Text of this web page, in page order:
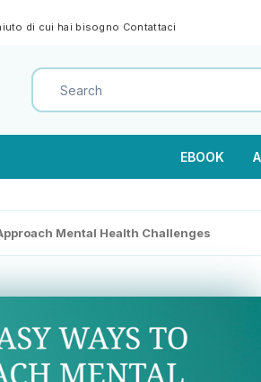
di cui hai bisogno Contattaci
EBOOK
Mental Health Challenges